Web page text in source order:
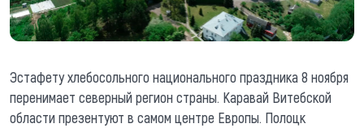
Эстафету хлебосольного национального праздника 8 ноября
перенимает северный регион страны. Каравай Витебской
области презентуют в самом центре Европы. Полоцк